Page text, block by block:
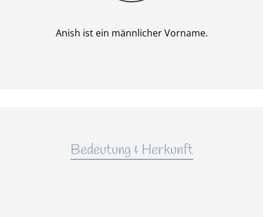
Anish ist ein männlicher Vorname.
Bedeutung & Herkunft